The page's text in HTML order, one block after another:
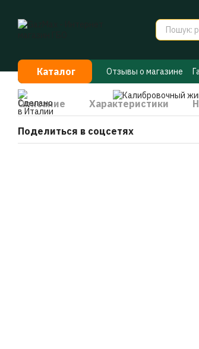
Каталог Отзывы о магазине
Договор публичной
Описание Характеристики
Поделиться в соцсетях